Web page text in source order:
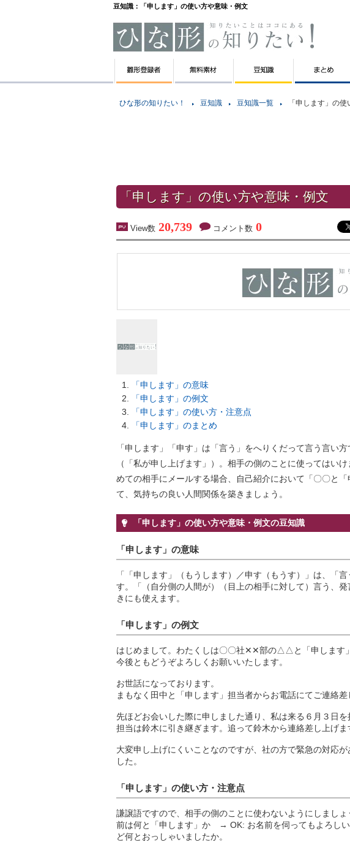
豆知識：「申します」の使い方や意味・例文
ひな形の知りたい！ 豆知識 豆知識一覧 「申します」の
「申します」の使い方や意味・例文
View数 20,739 コメント数 0
「申します」の意味
「申します」の例文
「申します」の使い方・注意点
「申します」のまとめ
「申します」「申す」は「言う」をへりくだって言う言い
（「私が申し上げます」）。相手の側のことに使ってはい
めての相手にメールする場合、自己紹介において「〇〇と
て、気持ちの良い人間関係を築きましょう。
「申します」の使い方や意味・例文の豆知識
「申します」の意味
「「申します」（もうします）／申す（もうす）」は、「
す。「（自分側の人間が）（目上の相手に対して）言う、
きにも使えます。
「申します」の例文
はじめまして。わたくしは〇〇社✕✕部の△△と「申します
今後ともどうぞよろしくお願いいたします。
お世話になっております。
まもなく田中と「申します」担当者からお電話にてご連絡
先ほどお会いした際に申しました通り、私は来る６月３日
担当は鈴木に引き継ぎます。追って鈴木から連絡差し上げ
大変申し上げにくいことなのですが、社の方で緊急の対応
した。
「申します」の使い方・注意点
謙譲語ですので、相手の側のことに使わないようにしまし
前は何と「申します」か → OK: お名前を伺ってもよろ
ど何とおっしゃいましたか。